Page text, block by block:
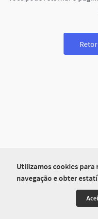
Utilizamos cookies para
navegação e obter